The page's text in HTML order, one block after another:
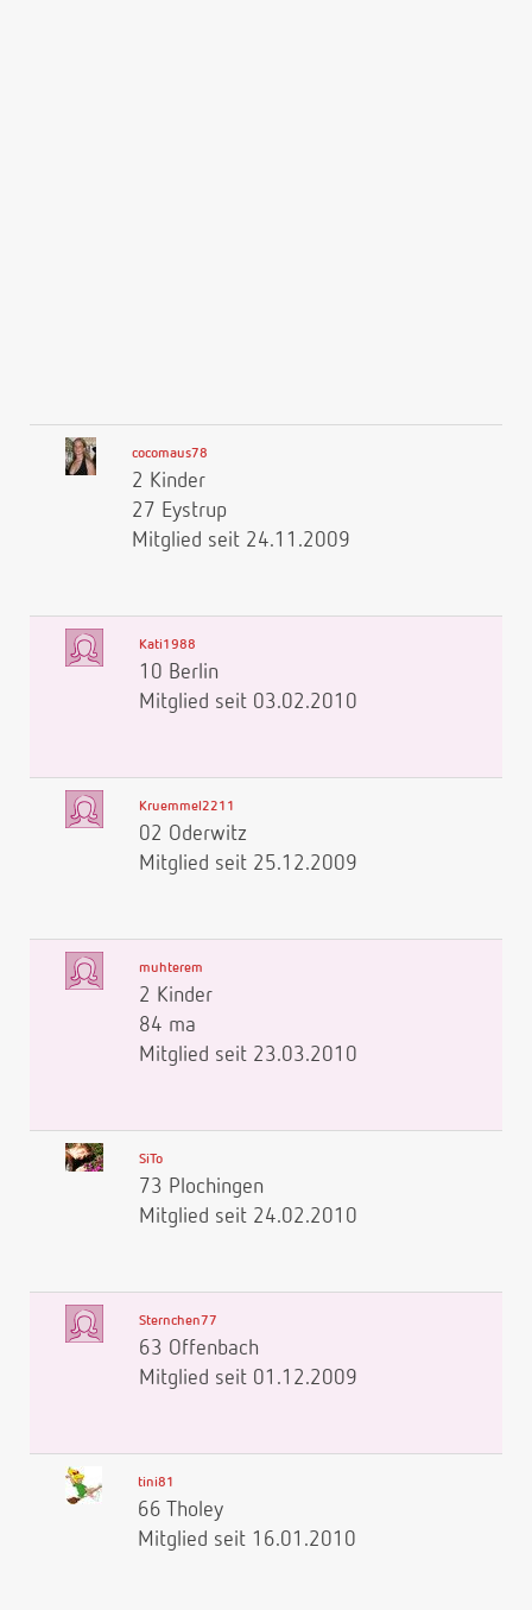
cocomaus78
2 Kinder
27 Eystrup
Mitglied seit 24.11.2009
Kati1988
10 Berlin
Mitglied seit 03.02.2010
Kruemmel2211
02 Oderwitz
Mitglied seit 25.12.2009
muhterem
2 Kinder
84 ma
Mitglied seit 23.03.2010
SiTo
73 Plochingen
Mitglied seit 24.02.2010
Sternchen77
63 Offenbach
Mitglied seit 01.12.2009
tini81
66 Tholey
Mitglied seit 16.01.2010